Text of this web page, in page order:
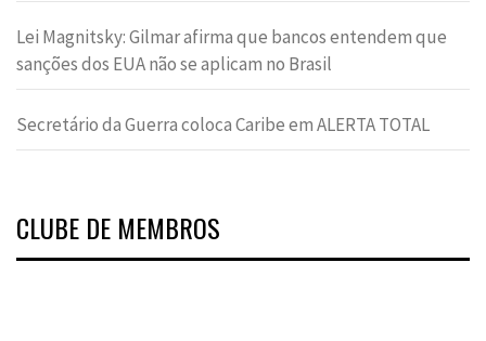
Lei Magnitsky: Gilmar afirma que bancos entendem que
sanções dos EUA não se aplicam no Brasil
Secretário da Guerra coloca Caribe em ALERTA TOTAL
CLUBE DE MEMBROS